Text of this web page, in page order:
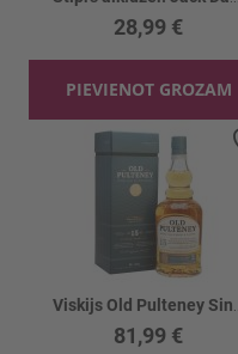
28,99 €
PIEVIENOT GROZAM
81,99 €